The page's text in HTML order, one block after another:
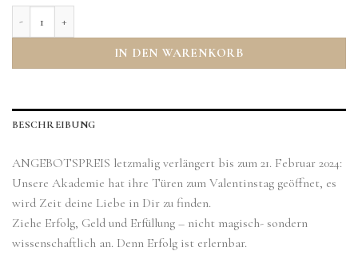
IN DEN WARENKORB
BESCHREIBUNG
ANGEBOTSPREIS letzmalig verlängert bis zum 21. Februar 2024:
Unsere Akademie hat ihre Türen zum Valentinstag geöffnet, es
wird Zeit deine Liebe in Dir zu finden.
Ziehe Erfolg, Geld und Erfüllung – nicht magisch- sondern
wissenschaftlich an. Denn Erfolg ist erlernbar.